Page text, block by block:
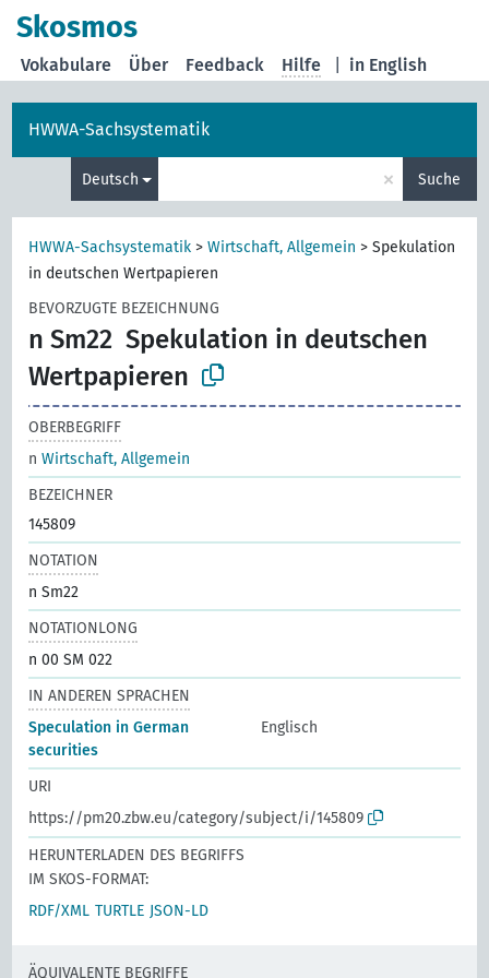
Skosmos
in English
Vokabulare Über Feedback Hilfe
HWWA-Sachsystematik
Deutsch × Suche
HWWA-Sachsystematik >Wirtschaft, Allgemein >Spekulation
in deutschen Wertpapieren
BEVORZUGTE BEZEICHNUNG
n Sm22 Spekulation in deutschen
Wertpapieren
OBERBEGRIFF
nWirtschaft, Allgemein
BEZEICHNER
145809
NOTATION
n Sm22
NOTATIONLONG
n 00 SM 022
IN ANDEREN SPRACHEN
Speculation in German
securities
Englisch
URI
https://pm20.zbw.eu/category/subject/i/145809
HERUNTERLADEN DES BEGRIFFS
IM SKOS-FORMAT:
RDF/XML TURTLE JSON-LD
ÄQUIVALENTE BEGRIFFE